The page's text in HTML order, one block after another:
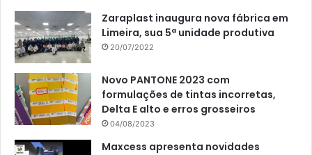
Zaraplast inaugura nova fábrica em
Limeira, sua 5ª unidade produtiva
20/07/2022
Novo PANTONE 2023 com
formulações de tintas incorretas,
Delta E alto e erros grosseiros
04/08/2023
Maxcess apresenta novidades